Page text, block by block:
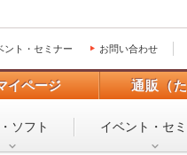
ント・セミナー お問い合わせ
イページ 通販（
ソフト イベント・ セ